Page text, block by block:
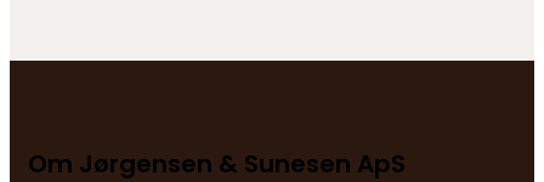
Om Jørgensen & Sunesen ApS